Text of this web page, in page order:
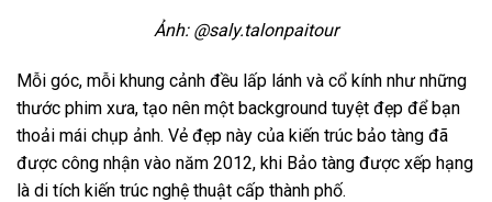
Ảnh: @saly.talonpaitour
Mỗi góc, mỗi khung cảnh đều lấp lánh và cổ kính như những
thước phim xưa, tạo nên một background tuyệt đẹp để bạn
thoải mái chụp ảnh. Vẻ đẹp này của kiến trúc bảo tàng đã
được công nhận vào năm 2012, khi Bảo tàng được xếp hạng
là di tích kiến trúc nghệ thuật cấp thành phố.